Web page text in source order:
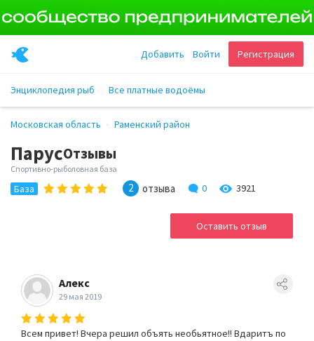
Регистрация
Войти
Добавить
Энциклопедия рыб Все платные водоёмы
Московская область Раменский район
ПарусОтзывы
Спортивно-рыболовная база
База 2 отзыва 0 3921
Оставить отзыв
Алекс
29 мая 2019
Всем привет! Вчера решил объять необьятное!! Вдаритъ по